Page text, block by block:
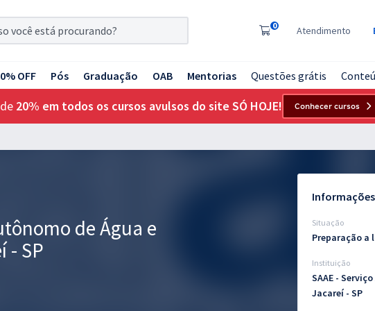
0 Atendimento
OFF Pós Graduação OAB Mentorias Questões grátis
20% em todos os cursos avulsos do site SÓ HOJE! Conhecer cursos
de Água e
- SP
Situação
Preparação a
Instituição
SAAE -
Jacareí - SP